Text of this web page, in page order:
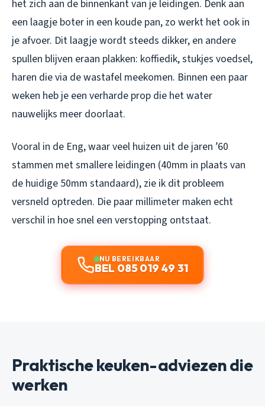
het zich aan de binnenkant van je leidingen. Denk aan
een laagje boter in een koude pan, zo werkt het ook in
je afvoer. Dit laagje wordt steeds dikker, en andere
spullen blijven eraan plakken: koffiedik, stukjes voedsel,
haren die via de wastafel meekomen. Binnen een paar
weken heb je een verharde prop die het water
nauwelijks meer doorlaat.
Vooral in de Eng, waar veel huizen uit de jaren ’60
stammen met smallere leidingen (40mm in plaats van
de huidige 50mm standaard), zie ik dit probleem
versneld optreden. Die paar millimeter maken echt
verschil in hoe snel een verstopping ontstaat.
NU BEREIKBAAR
BEL 085 019 49 31
Praktische keuken-adviezen die
werken